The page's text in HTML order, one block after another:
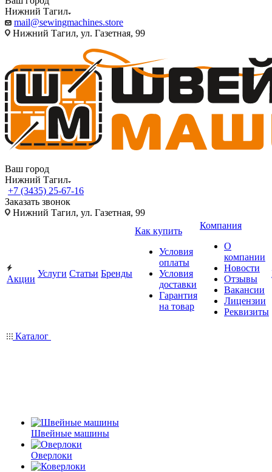
Нижний Тагил
mail@sewingmachines.store
Нижний Тагил, ул. Газетная, 99
Ваш город
Нижний Тагил
+7 (3435) 25-67-16
Заказать звонок
Нижний Тагил, ул. Газетная, 99
Акции
Услуги Статьи Бренды
Как купить
Условия
оплаты
Условия
доставки
Гарантия
на товар
Компания
О
компании
Новости
Отзывы
Вакансии
Лицензии
Реквизиты
Каталог
Швейные машины
Оверлоки